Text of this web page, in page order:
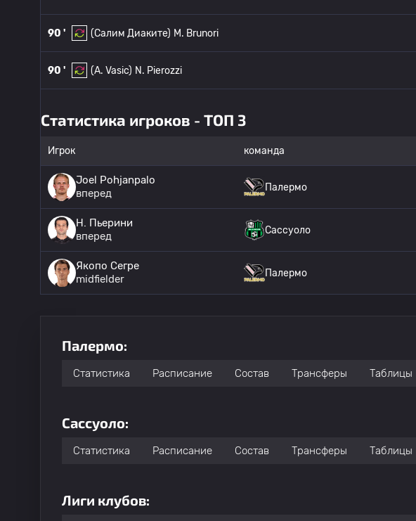
90 ' (Салим Диаките) M. Brunori
90 ' (A. Vasic) N. Pierozzi
Статистика игроков - ТОП 3
Игрок команда
Joel Pohjanpalo
вперед
Палермо
Н. Пьерини
вперед
Сассуоло
Якопо Сегре
midfielder
Палермо
Палермо:
Статистика Расписание Состав Трансферы Таблицы
Сассуоло:
Статистика Расписание Состав Трансферы Таблицы
Лиги клубов: